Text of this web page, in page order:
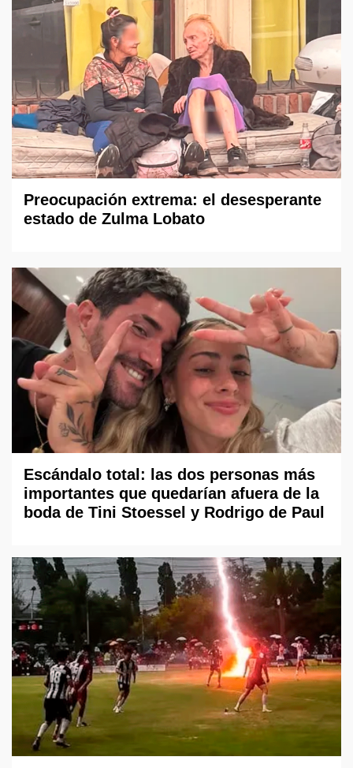
Preocupación extrema: el desesperante
estado de Zulma Lobato
Escándalo total: las dos personas más
importantes que quedarían afuera de la
boda de Tini Stoessel y Rodrigo de Paul